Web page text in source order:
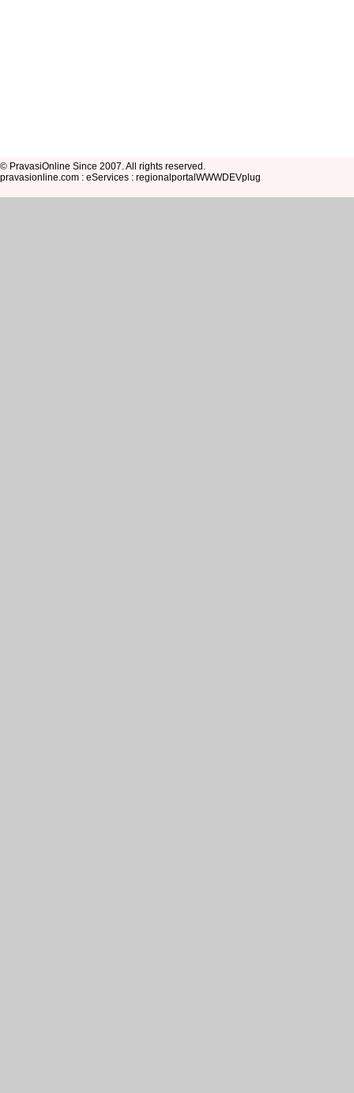
© PravasiOnline Since 2007. All rights reserved.
pravasionline.com : eServices : regionalportalWWWDEVplug